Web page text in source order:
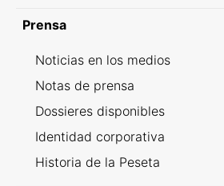
Prensa
Noticias en los medios
Notas de prensa
Dossieres disponibles
Identidad corporativa
Historia de la Peseta